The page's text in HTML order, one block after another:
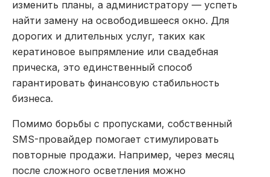
изменить планы, а администратору — успеть
найти замену на освободившееся окно. Для
дорогих и длительных услуг, таких как
кератиновое выпрямление или свадебная
прическа, это единственный способ
гарантировать финансовую стабильность
бизнеса.
Помимо борьбы с пропусками, собственный
SMS-провайдер помогает стимулировать
повторные продажи. Например, через месяц
после сложного осветления можно